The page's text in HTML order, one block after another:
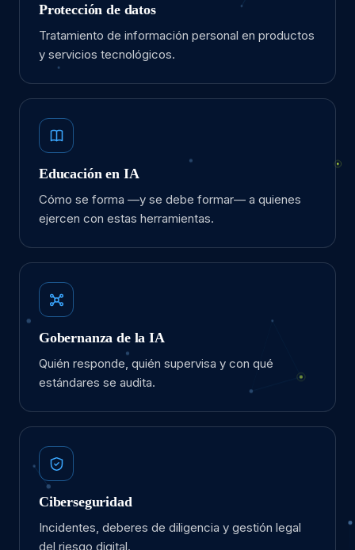
Protección de datos
Tratamiento de información personal en productos
y servicios tecnológicos.
Educación en IA
Cómo se forma —y se debe formar— a quienes
ejercen con estas herramientas.
Gobernanza de la IA
Quién responde, quién supervisa y con qué
estándares se audita.
Ciberseguridad
Incidentes, deberes de diligencia y gestión legal
del riesgo digital.